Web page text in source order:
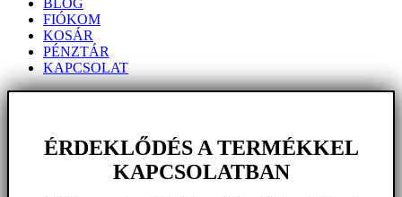
BLOG
FIÓKOM
KOSÁR
PÉNZTÁR
KAPCSOLAT
ÉRDEKLŐDÉS A TERMÉKKEL
KAPCSOLATBAN